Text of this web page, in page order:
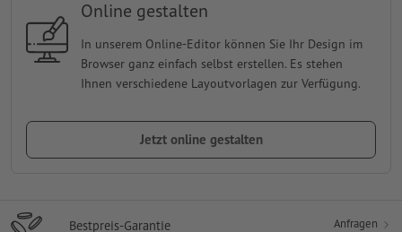
Online gestalten
In unserem Online-Editor können Sie Ihr Design im
Browser ganz einfach selbst erstellen. Es stehen
Ihnen verschiedene Layoutvorlagen zur Verfügung.
Jetzt online gestalten
Bestpreis-Garantie Anfragen